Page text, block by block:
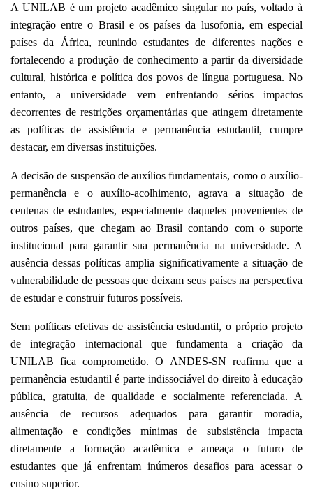
A UNILAB é um projeto acadêmico singular no país, voltado à
integração entre o Brasil e os países da lusofonia, em especial
países da África, reunindo estudantes de diferentes nações e
fortalecendo a produção de conhecimento a partir da diversidade
cultural, histórica e política dos povos de língua portuguesa. No
entanto, a universidade vem enfrentando sérios impactos
decorrentes de restrições orçamentárias que atingem diretamente
as políticas de assistência e permanência estudantil, cumpre
destacar, em diversas instituições.
A decisão de suspensão de auxílios fundamentais, como o auxílio-
permanência e o auxílio-acolhimento, agrava a situação de
centenas de estudantes, especialmente daqueles provenientes de
outros países, que chegam ao Brasil contando com o suporte
institucional para garantir sua permanência na universidade. A
ausência dessas políticas amplia significativamente a situação de
vulnerabilidade de pessoas que deixam seus países na perspectiva
de estudar e construir futuros possíveis.
Sem políticas efetivas de assistência estudantil, o próprio projeto
de integração internacional que fundamenta a criação da
UNILAB fica comprometido. O ANDES-SN reafirma que a
permanência estudantil é parte indissociável do direito à educação
pública, gratuita, de qualidade e socialmente referenciada. A
ausência de recursos adequados para garantir moradia,
alimentação e condições mínimas de subsistência impacta
diretamente a formação acadêmica e ameaça o futuro de
estudantes que já enfrentam inúmeros desafios para acessar o
ensino superior.